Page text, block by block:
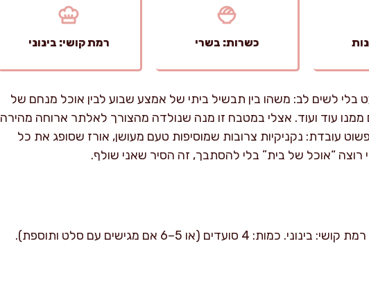
כשרות: בשרי רמת קושי: בינוני
בלי לשים לב: משהו בין תבשיל ביתי של אמצע שבוע לבין אוכל מנחם של
עוד ועוד. אצלי במטבח זו מנה שנולדה מהצורך לאלתר ארוחה מהירה
עובדת: נקניקיות צרובות שמוסיפות טעם מעושן, אורז שסופג את כל
“אוכל של בית” בלי להסתבך, זה הסיר שאני שולף.